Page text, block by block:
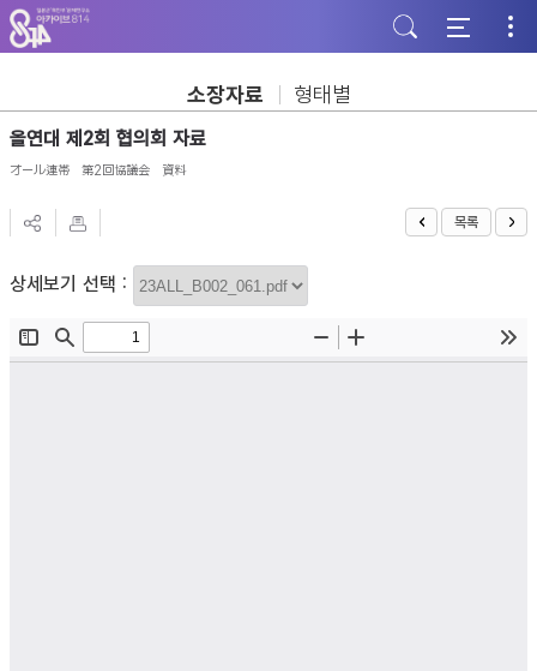
주
메
뉴
가
기
본
문
바
기
하
단
바
기
소장자료 형태별
올연대 제2회 협의회 자료
オール連帯 第2回協議会 資料
목록
상세보기 선택 :